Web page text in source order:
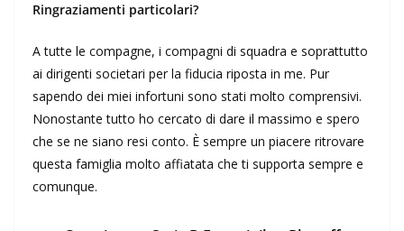
Ringraziamenti particolari?
A tutte le compagne, i compagni di squadra e soprattutto
ai dirigenti societari per la fiducia riposta in me. Pur
sapendo dei miei infortuni sono stati molto comprensivi.
Nonostante tutto ho cercato di dare il massimo e spero
che se ne siano resi conto. È sempre un piacere ritrovare
questa famiglia molto affiatata che ti supporta sempre e
comunque.